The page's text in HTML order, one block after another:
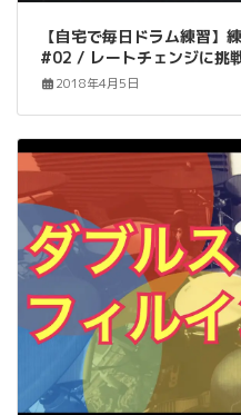
【自宅で毎日ドラム練習】
#02 / レートチェンジに挑
2018年4月5日